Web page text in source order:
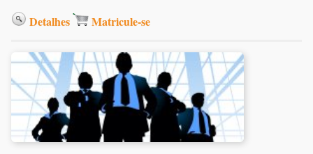
Detalhes Matricule-se